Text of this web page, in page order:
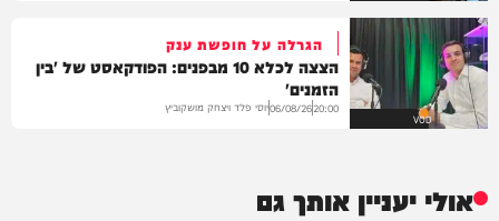
VOD
הגרלה על חופשת ענק
הצצה לכלא 10 מבפנים: הפודקאסט של 'בין
הזמנים'
20:00
06/08/26יוסי פלד ויצחק מושקוביץ
אולי יעניין אותך גם